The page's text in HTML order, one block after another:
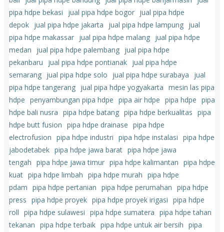
pipa hdpe bekasi
jual pipa hdpe bogor jual pipa hdpe
depok jual pipa hdpe jakarta jual pipa hdpe lampung jual
pipa hdpe makassar jual pipa hdpe malang jual pipa hdpe
medan
jual pipa hdpe palembang jual pipa hdpe
pekanbaru
jual pipa hdpe pontianak jual pipa hdpe
semarang jual pipa hdpe solo jual pipa hdpe surabaya
jual
pipa hdpe tangerang jual pipa hdpe yogyakarta mesin las pipa
hdpe penyambungan pipa hdpe pipa air hdpe pipa hdpe pipa
hdpe bali nusra pipa hdpe batang pipa hdpe berkualitas pipa
hdpe butt fusion pipa hdpe drainase pipa hdpe
electrofusion pipa hdpe industri pipa hdpe instalasi pipa hdpe
jabodetabek pipa hdpe jawa barat pipa hdpe jawa
tengah pipa hdpe jawa timur pipa hdpe kalimantan pipa hdpe
kuat pipa hdpe limbah pipa hdpe murah pipa hdpe
pdam pipa hdpe pertanian pipa hdpe perumahan pipa hdpe
press pipa hdpe proyek pipa hdpe proyek irigasi pipa hdpe
roll pipa hdpe sulawesi pipa hdpe sumatera pipa hdpe tahan
tekanan pipa hdpe terbaik pipa hdpe untuk air bersih pipa